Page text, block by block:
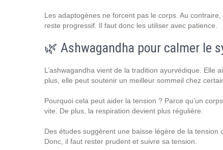
Les adaptogènes ne forcent pas le corps. Au
reste progressif. Il faut donc les utiliser avec patience.
🌿 Ashwagandha pour calmer le
L’ashwagandha vient de la tradition ayurvédique. Elle
plus, elle peut soutenir un meilleur sommeil chez
Pourquoi cela peut aider la tension ? Parce qu’un
vite. De plus, la respiration devient plus régulière.
Des études suggèrent une baisse légère de la
Donc, il faut rester prudent et suivre sa tension.